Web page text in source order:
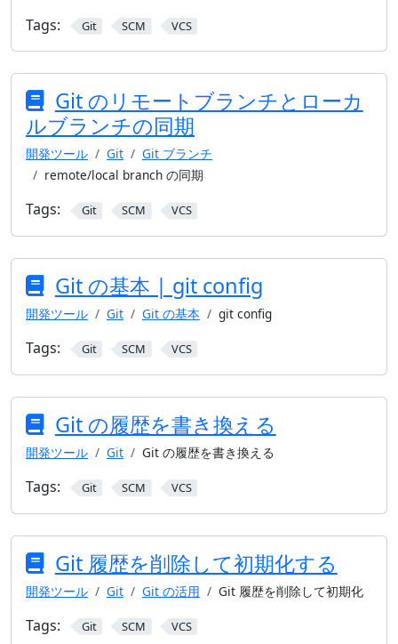
Tags: Git SCM VCS
Git のリモートブランチとローカ
ルブランチの同期
開発ツール Git
Git ブランチ
remote/local branch の同期
Tags: Git SCM VCS
Git の基本 | git config
開発ツール Git Git の基本 git config
Tags: Git SCM VCS
Git の履歴を書き換える
開発ツール Git Git の履歴を書き換える
Tags: Git SCM VCS
Git 履歴を削除して初期化する
開発ツール Git Git の活用 Git 履歴を削除して初期化
Tags: Git SCM VCS